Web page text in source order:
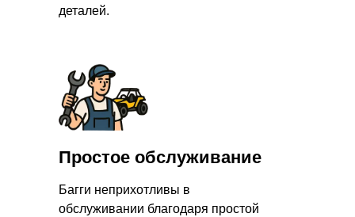
Простое обслуживание
Багги неприхотливы в
обслуживании благодаря простой
деталей.